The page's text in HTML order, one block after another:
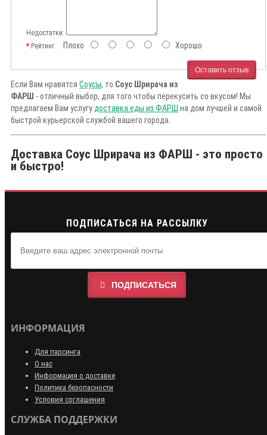
Недостатки:
РейтингПлохо Хорошо
Оставить отзыв
Если Вам нравятся Соусы, то Соус Шрирача из
ФАРШ - отличный выбор, для того чтобы перекусить со вкусом! Мы
предлагаем Вам услугу доставка еды из ФАРШ на дом лучшей и самой
быстрой курьерской службой вашего города.
Доставка Соус Шрирача из ФАРШ - это просто
и быстро!
ПОДПИСАТЬСЯ НА РАССЫЛКУ
ПОДПИСАТЬСЯ
ИНФОРМАЦИЯ
Для парсинга
О нас
Информация о доставке
Политика безопасности
Условия соглашения
СЛУЖБА ПОДДЕРЖКИ